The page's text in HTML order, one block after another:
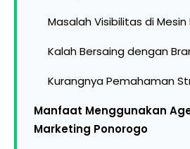
Masalah Visibilitas di Mesin
Kalah Bersaing dengan
Kurangnya Pemahaman
Manfaat Menggunakan
Marketing Ponorogo